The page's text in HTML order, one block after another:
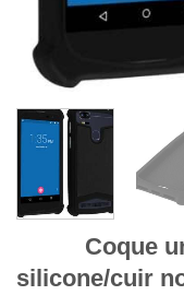
Coque
silicone/cuir